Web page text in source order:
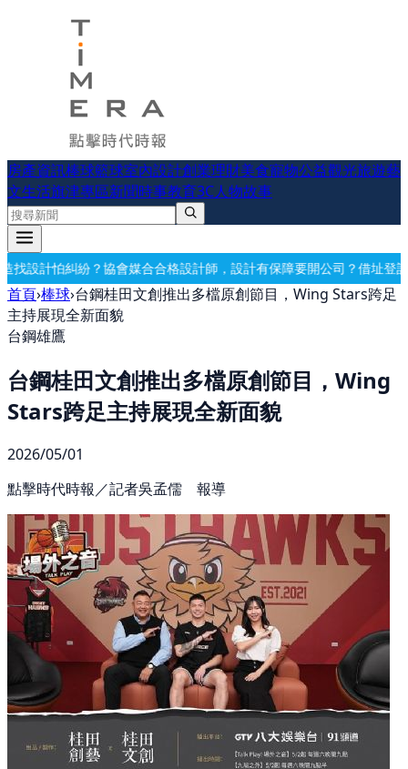
房產資訊棒球籃球室內設計創業理財美食寵物公益觀光旅遊藝
文生活旗津專區新聞時事教育3C人物故事
計師，設計有保障要開公司？借址登記・公司設立・工商登記一次辦好
首頁›棒球›台鋼桂田文創推出多檔原創節目，Wing Stars跨足
主持展現全新面貌
台鋼雄鷹
台鋼桂田文創推出多檔原創節目，Wing
Stars跨足主持展現全新面貌
2026/05/01
點擊時代時報／記者吳孟儒 報導